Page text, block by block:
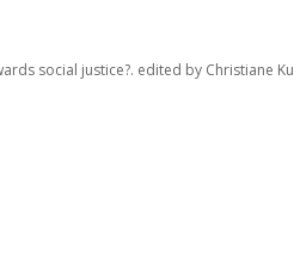
social justice?. edited by Christiane